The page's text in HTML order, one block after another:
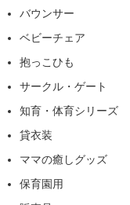
バウンサー
ベビーチェア
抱っこひも
サークル・ゲート
知育・体育シリーズ
貸衣装
ママの癒しグッズ
保育園用